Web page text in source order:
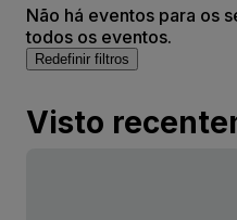
Não há eventos para os
todos os eventos.
Redefinir filtros
Visto